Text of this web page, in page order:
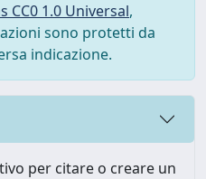
CC0 1.0 Universal,
sono protetti da
indicazione.
per citare o creare un